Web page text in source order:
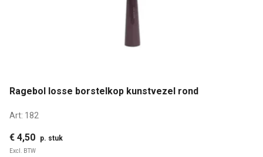
Ragebol losse borstelkop kunstvezel rond
Art: 182
€ 4,50 p. stuk
Excl. BTW